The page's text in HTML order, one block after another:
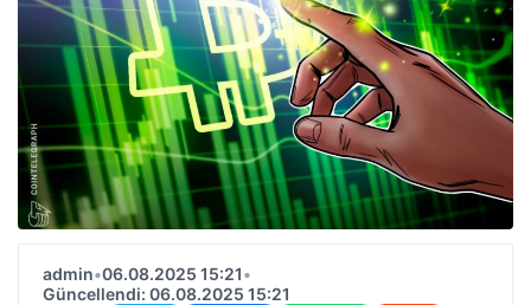
admin•06.08.2025 15:21•
Güncellendi: 06.08.2025 15:21